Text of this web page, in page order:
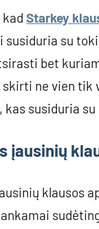
kad Starkey
susiduria su
bet
ne vien tik
kas susiduria
įausinių
klausos